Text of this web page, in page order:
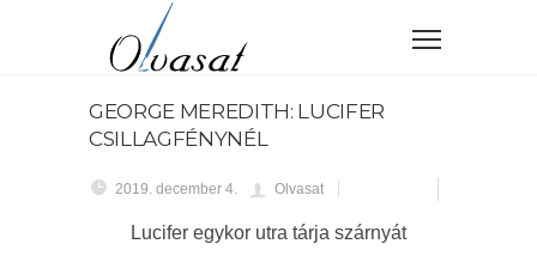
GEORGE MEREDITH: LUCIFER
CSILLAGFÉNYNÉL
2019. december 4. Olvasat
Lucifer egykor utra tárja szárnyát